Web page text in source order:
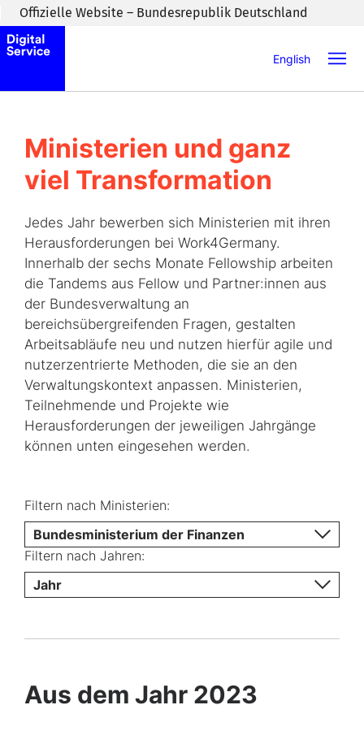
Zum Inhaltsbereich wechseln
Offizielle Website – Bundesrepublik Deutschland
English
Ministerien und ganz
viel Transformation
Jedes Jahr bewerben sich Ministerien mit ihren
Herausforderungen bei Work4Germany.
Innerhalb der sechs Monate Fellowship arbeiten
die Tandems aus Fellow und Partner:innen aus
der Bundesverwaltung an
bereichsübergreifenden Fragen, gestalten
Arbeitsabläufe neu und nutzen hierfür agile und
nutzerzentrierte Methoden, die sie an den
Verwaltungskontext anpassen. Ministerien,
Teilnehmende und Projekte wie
Herausforderungen der jeweiligen Jahrgänge
können unten eingesehen werden.
Filtern nach Ministerien:
Bundesministerium der Finanzen
Filtern nach Jahren:
Jahr
Aus dem Jahr 2023